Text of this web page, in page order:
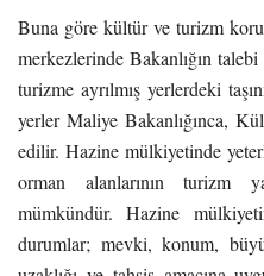
Buna göre kültür ve turizm
merkezlerinde Bakanlığın
turizme ayrılmış yerlerdeki
yerler Maliye Bakanlığınca,
edilir. Hazine mülkiyetinde
orman alanlarının turizm
mümkündür. Hazine
durumlar; mevki, konum,